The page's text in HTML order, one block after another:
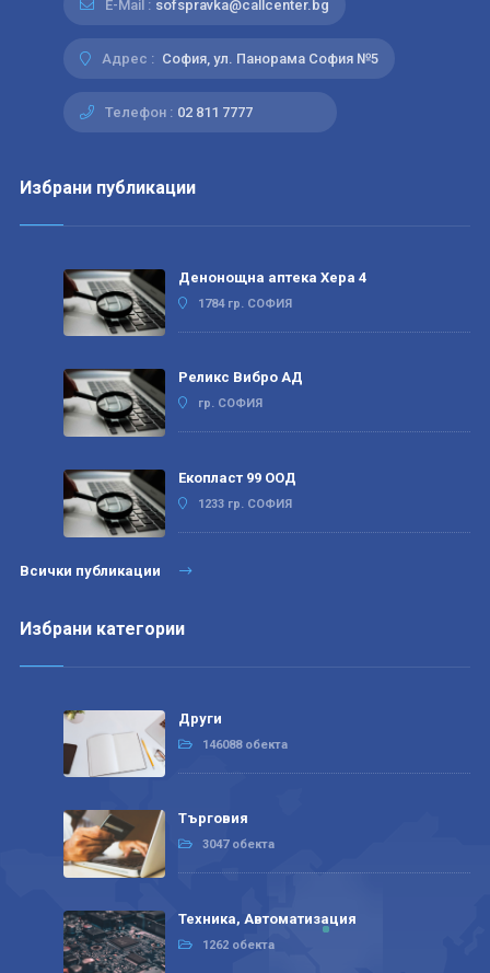
E-Mail : sofspravka@callcenter.bg
Адрес : София, ул. Панорама София №5
Телефон : 02 811 7777
Избрани публикации
Денонощна аптека Хера 4
1784 гр. СОФИЯ
Реликс Вибро АД
гр. СОФИЯ
Екопласт 99 ООД
1233 гр. СОФИЯ
Всички публикации
Избрани категории
Други
146088 обекта
Търговия
3047 обекта
Техника, Автоматизация
1262 обекта